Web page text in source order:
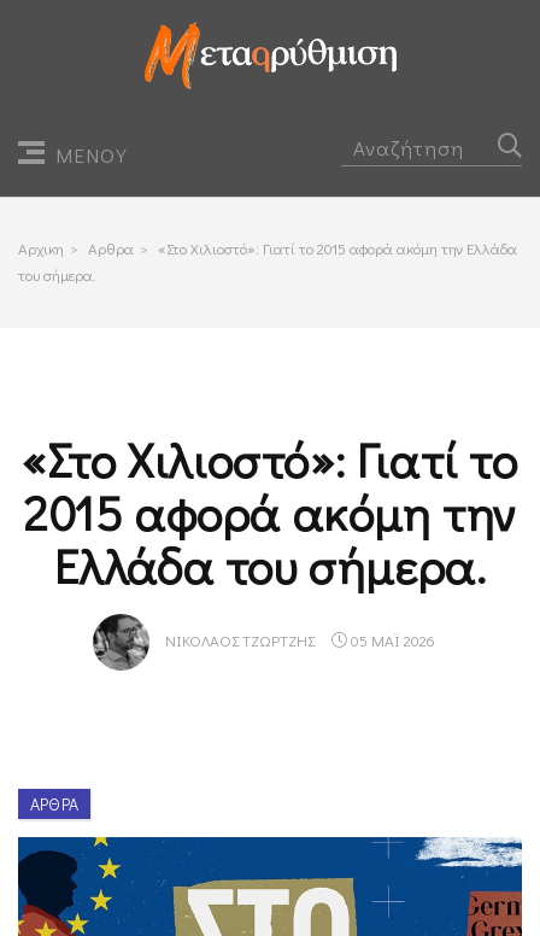
ΜΕΝΟΥ
Αρχικη > Αρθρα > «Στο Χιλιοστό»: Γιατί το 2015 αφορά ακόμη την Ελλάδα
του σήμερα.
«Στο Χιλιοστό»: Γιατί το
2015 αφορά ακόμη την
Ελλάδα του σήμερα.
ΝΙΚΌΛΑΟΣ ΤΖΏΡΤΖΗΣ 05 ΜΑΪ 2026
ΆΡΘΡΑ